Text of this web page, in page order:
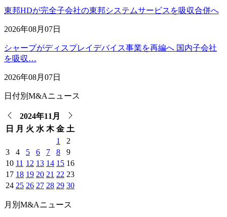
東邦HDが完全子会社の東邦システムサービスを吸収合併へ
2026年08月07日
シャープがディスプレイデバイス事業を再編へ 国内子会社
を吸収…
2026年08月07日
日付別M&Aニュース
2024年11月
日
月 火 水 木 金 土
1
2
3
4 5 6 7 8
9
10 11 12 13 14 15 16
17 18 19 20 21 22 23
24 25 26 27 28 29 30
月別M&Aニュース